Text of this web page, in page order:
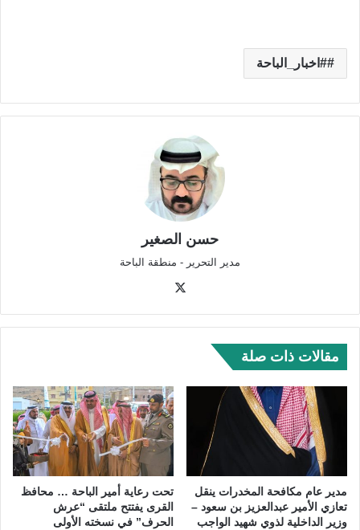
#اخبار_الباحة
حسن الصغير
مدير التحرير - منطقة الباحة
مقالات ذات صلة
مدير عام مكافحة المخدرات ينقل
تعازي الأمير عبدالعزيز بن سعود –
وزير الداخلية لذوي شهيد الواجب
تحت رعاية أمير الباحة … محافظ
القرى يفتتح ملتقى “عرش
الحرف” في نسخته الأولى